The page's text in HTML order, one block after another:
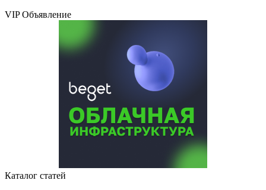
VIP Объявление
Каталог статей